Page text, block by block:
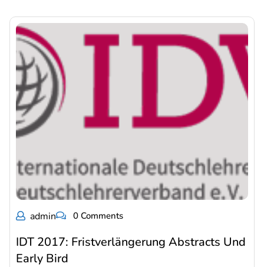
admin 0 Comments
IDT 2017: Fristverlängerung Abstracts Und
Early Bird